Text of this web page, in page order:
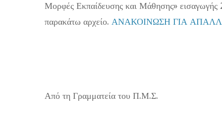
Μορφές Εκπαίδευσης και Μάθησης» εισαγωγής
παρακάτω αρχείο. ΑΝΑΚΟΙΝΩΣΗ ΓΙΑ
Από τη Γραμματεία του Π.Μ.Σ.